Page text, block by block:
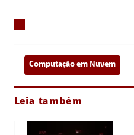
Computação em Nuvem
Leia também